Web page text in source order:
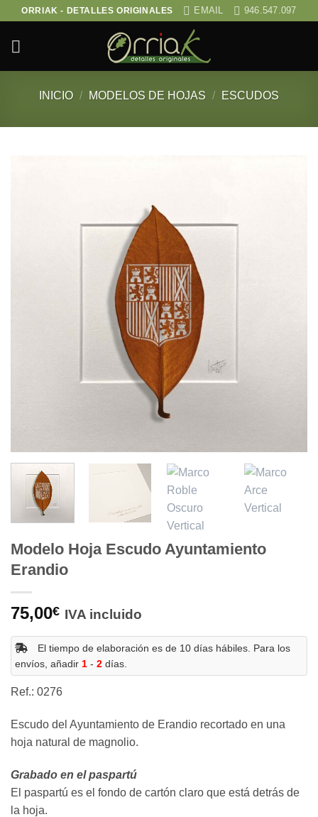
Saltar
contenido
ORRIAK - DETALLES ORIGINALES EMAIL 946.547.097
INICIO / MODELOS DE HOJAS / ESCUDOS
Modelo Hoja Escudo Ayuntamiento
Erandio
75,00€ IVA incluido
El tiempo de elaboración es de 10 días hábiles. Para los
envíos, añadir 1 - 2 días.
Ref.: 0276
Escudo del Ayuntamiento de Erandio recortado en una
hoja natural de magnolio.
Grabado en el paspartú
El paspartú es el fondo de cartón claro que está detrás de
la hoja.